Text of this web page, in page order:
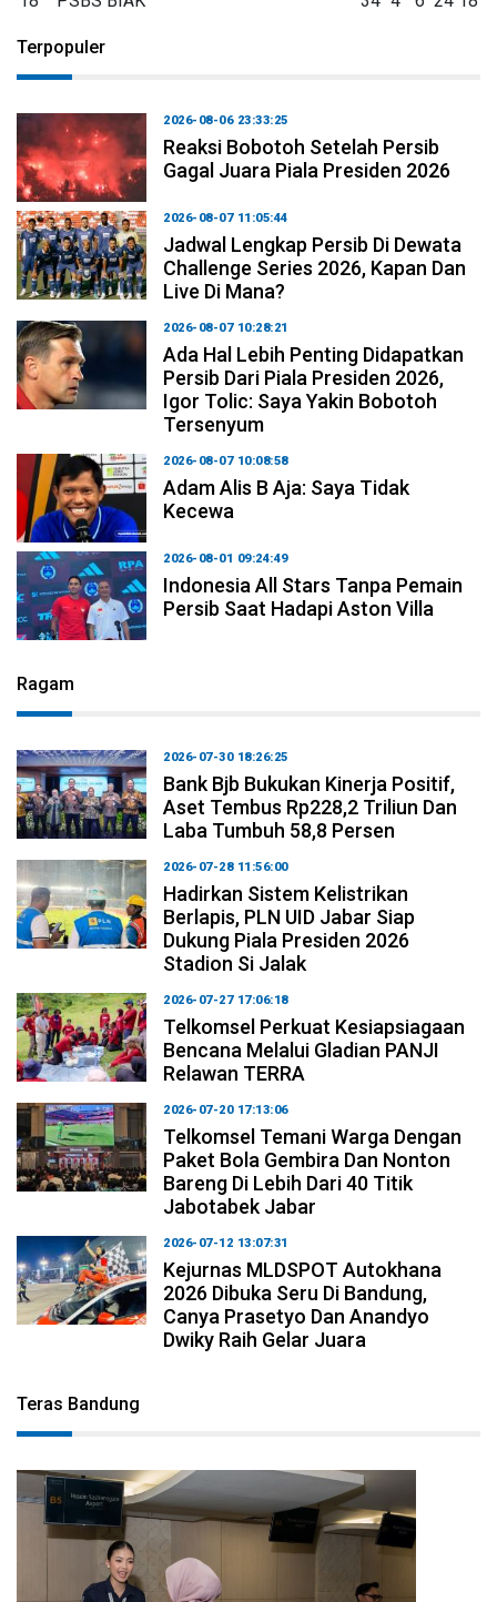
Terpopuler
2026-08-06 23:33:25
Reaksi Bobotoh Setelah Persib
Gagal Juara Piala Presiden 2026
2026-08-07 11:05:44
Jadwal Lengkap Persib Di Dewata
Challenge Series 2026, Kapan Dan
Live Di Mana?
2026-08-07 10:28:21
Ada Hal Lebih Penting Didapatkan
Persib Dari Piala Presiden 2026,
Igor Tolic: Saya Yakin Bobotoh
Tersenyum
2026-08-07 10:08:58
Adam Alis B Aja: Saya Tidak
Kecewa
2026-08-01 09:24:49
Indonesia All Stars Tanpa Pemain
Persib Saat Hadapi Aston Villa
Ragam
2026-07-30 18:26:25
Bank Bjb Bukukan Kinerja Positif,
Aset Tembus Rp228,2 Triliun Dan
Laba Tumbuh 58,8 Persen
2026-07-28 11:56:00
Hadirkan Sistem Kelistrikan
Berlapis, PLN UID Jabar Siap
Dukung Piala Presiden 2026
Stadion Si Jalak
2026-07-27 17:06:18
Telkomsel Perkuat Kesiapsiagaan
Bencana Melalui Gladian PANJI
Relawan TERRA
2026-07-20 17:13:06
Telkomsel Temani Warga Dengan
Paket Bola Gembira Dan Nonton
Bareng Di Lebih Dari 40 Titik
Jabotabek Jabar
2026-07-12 13:07:31
Kejurnas MLDSPOT Autokhana
2026 Dibuka Seru Di Bandung,
Canya Prasetyo Dan Anandyo
Dwiky Raih Gelar Juara
Teras Bandung